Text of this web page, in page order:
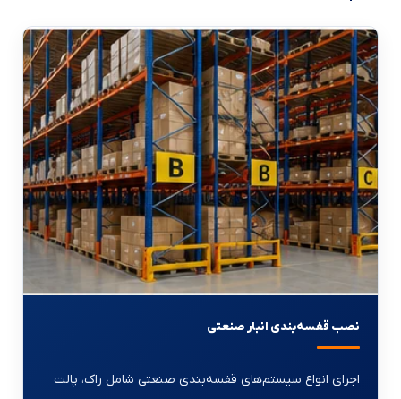
نصب قفسه‌بندی انبار صنعتی
اجرای انواع سیستم‌های قفسه‌بندی صنعتی شامل راک، پالت